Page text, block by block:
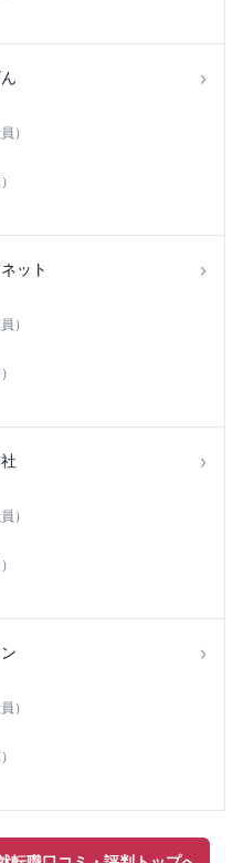
›
）
ット ›
）
›
）
›
）